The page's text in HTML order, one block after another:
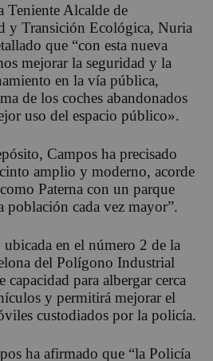
Teniente Alcalde de
y Transición Ecológica, Nuria
que “con esta nueva
mejorar la seguridad y la
en la vía pública,
de los coches abandonados
uso del espacio público».
Campos ha precisado
amplio y moderno, acorde
Paterna con un parque
cada vez mayor”.
en el número 2 de la
del Polígono Industrial
capacidad para albergar cerca
y permitirá mejorar el
custodiados por la policía.
ha afirmado que “la Policía